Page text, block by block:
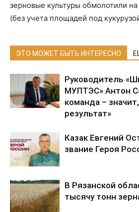
зерновые культуры обмолотили
(без учета площадей под
ЭТО МОЖЕТ БЫТЬ ИНТЕРЕСНО
Руководитель
МУПТЭС» Антон
команда –
результат»
Казак Евгений
звание Героя
В Рязанской
тысячу тонн